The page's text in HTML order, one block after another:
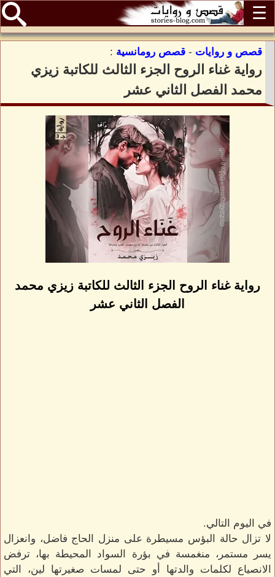
☰
قصص و روايات - قصص رومانسية :
رواية غناء الروح الجزء الثالث للكاتبة زيزي
محمد الفصل الثاني عشر
رواية غناء الروح الجزء الثالث للكاتبة زيزي محمد
الفصل الثاني عشر
في اليوم التالي.
لا تزال حالة البؤس مسيطرة على منزل الحاج فاضل، وانعزال
يسر مستمر، منغمسة في بؤرة السواد المحيطة بها، ترفض
الانصياع لكلمات والدتها أو حتى لمسات صغيرتها لين، التي